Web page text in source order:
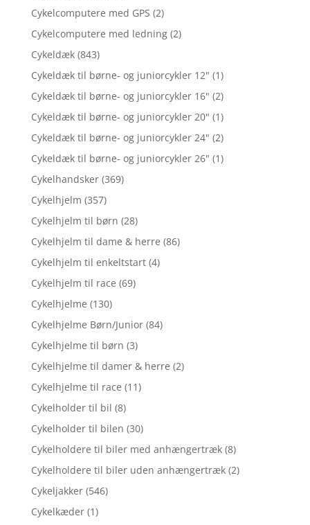
Cykelcomputere med GPS (2)
Cykelcomputere med ledning (2)
Cykeldæk (843)
Cykeldæk til børne- og juniorcykler 12" (1)
Cykeldæk til børne- og juniorcykler 16" (2)
Cykeldæk til børne- og juniorcykler 20" (1)
Cykeldæk til børne- og juniorcykler 24" (2)
Cykeldæk til børne- og juniorcykler 26" (1)
Cykelhandsker (369)
Cykelhjelm (357)
Cykelhjelm til børn (28)
Cykelhjelm til dame & herre (86)
Cykelhjelm til enkeltstart (4)
Cykelhjelm til race (69)
Cykelhjelme (130)
Cykelhjelme Børn/Junior (84)
Cykelhjelme til børn (3)
Cykelhjelme til damer & herre (2)
Cykelhjelme til race (11)
Cykelholder til bil (8)
Cykelholder til bilen (30)
Cykelholdere til biler med anhængertræk (8)
Cykelholdere til biler uden anhængertræk (2)
Cykeljakker (546)
Cykelkæder (1)